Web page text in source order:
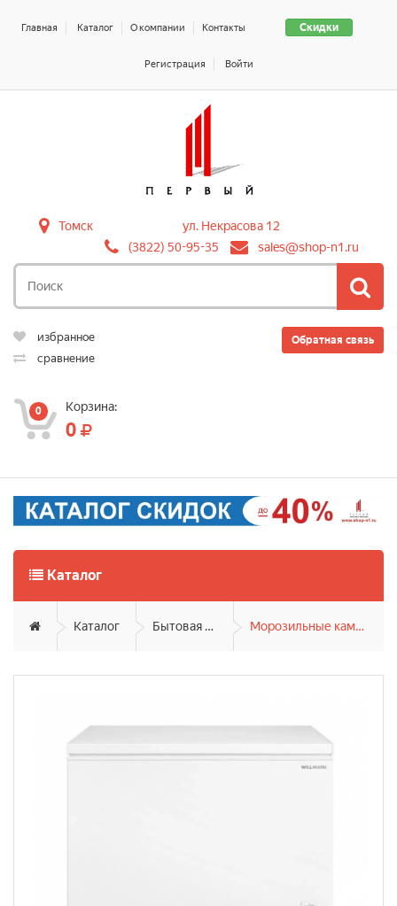
Скидки
Главная Каталог О компании Контакты
Регистрация Войти
Томск
ул. Некрасова 12
(3822) 50-95-35
sales@shop-n1.ru
Обратная связь
избранное
сравнение
0 Корзина:
0
Каталог
Каталог Бытовая техника Морозильные камеры и лари